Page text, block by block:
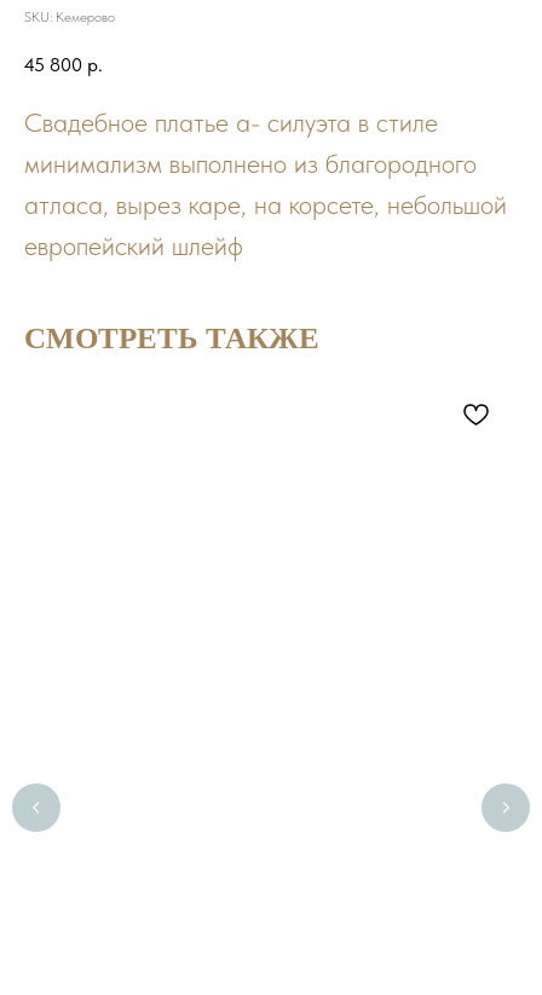
SKU: Кемерово
45 800 р.
Свадебное платье а- силуэта в стиле
минимализм выполнено из благородного
атласа, вырез каре, на корсете, небольшой
европейский шлейф
СМОТРЕТЬ ТАКЖЕ